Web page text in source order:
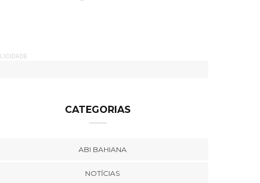
CATEGORIAS
ABI BAHIANA
NOTÍCIAS